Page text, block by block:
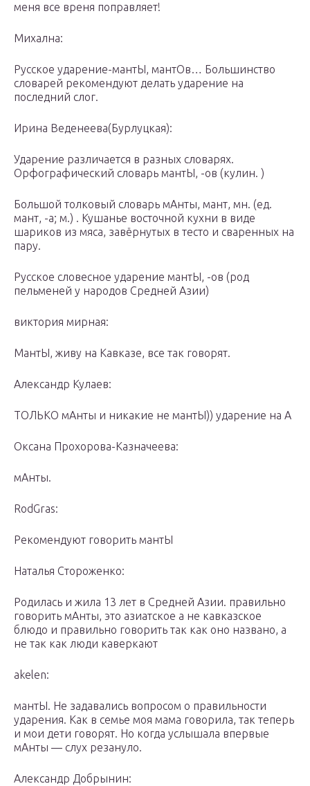
меня все вреня поправляет!
Михална:
Русское ударение-мантЫ, мантОв… Большинство
словарей рекомендуют делать ударение на
последний слог.
Ирина Веденеева(Бурлуцкая):
Ударение различается в разных словарях.
Орфографический словарь мантЫ, -ов (кулин. )
Большой толковый словарь мАнты, мант, мн. (ед.
мант, -а; м.) . Кушанье восточной кухни в виде
шариков из мяса, завёрнутых в тесто и сваренных на
пару.
Русское словесное ударение мантЫ, -ов (род
пельменей у народов Средней Азии)
виктория мирная:
МантЫ, живу на Кавказе, все так говорят.
Александр Кулаев:
ТОЛЬКО мАнты и никакие не мантЫ)) ударение на А
Оксана Прохорова-Казначеева:
мАнты.
RodGras:
Рекомендуют говорить мантЫ
Наталья Стороженко:
Родилась и жила 13 лет в Средней Азии. правильно
говорить мАнты, это азиатское а не кавказское
блюдо и правильно говорить так как оно названо, а
не так как люди каверкают
akelen:
мантЫ. Не задавались вопросом о правильности
ударения. Как в семье моя мама говорила, так теперь
и мои дети говорят. Но когда услышала впервые
мАнты — слух резануло.
Александр Добрынин: